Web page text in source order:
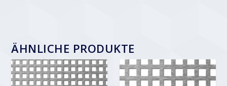
ÄHNLICHE PRODUKTE